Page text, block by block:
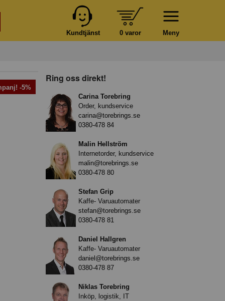
Meny
0 varor
Kundtjänst
-5%
Ring oss direkt!
Carina Torebring
Order, kundservice
carina@torebrings.se
0380-478 84
Malin Hellström
Internetorder, kundservice
malin@torebrings.se
0380-478 80
Stefan Grip
Kaffe- Varuautomater
stefan@torebrings.se
0380-478 81
Daniel Hallgren
Kaffe- Varuautomater
daniel@torebrings.se
0380-478 87
Niklas Torebring
Inköp, logistik, IT